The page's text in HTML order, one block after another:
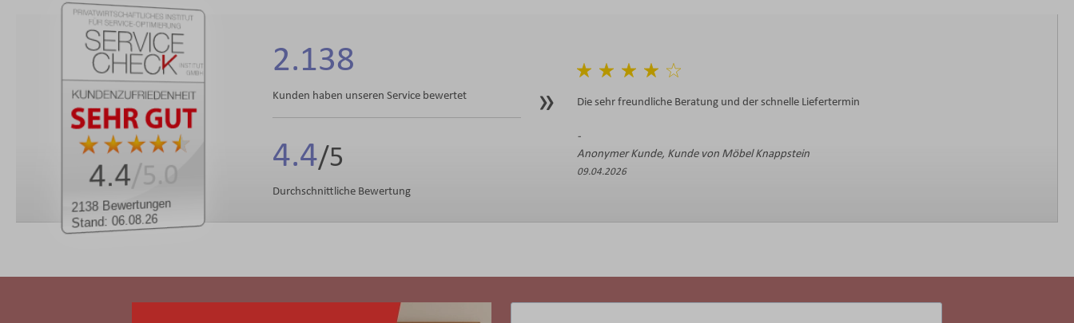
2138 Bewertungen
Stand: 06.08.26
4.4/5.0
2.138
Kunden haben unseren Service bewertet
4.4
Durchschnittliche Bewertung
Die sehr freundliche Beratung und der schnelle Liefertermin
Anonymer Kunde, Kunde von Möbel Knappstein
09.04.2026